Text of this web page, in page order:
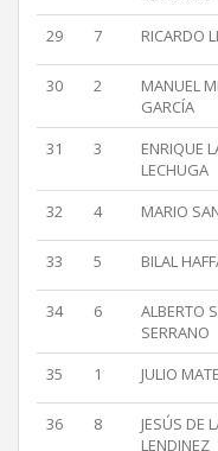
29 7 RICARDO
30 2
MANUEL
GARCÍA
31 3
ENRIQUE
LECHUGA
32 4 MARIO
33 5 BILAL
34 6
ALBERTO
SERRANO
35 1 JULIO
36 8
JESÚS DE
LENDINEZ